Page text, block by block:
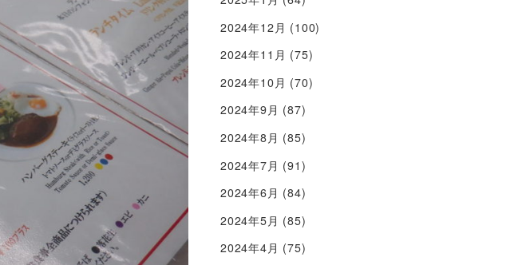
2024年12月 (100)
2024年11月 (75)
2024年10月 (70)
2024年9月 (87)
2024年8月 (85)
2024年7月 (91)
2024年6月 (84)
2024年5月 (85)
2024年4月 (75)